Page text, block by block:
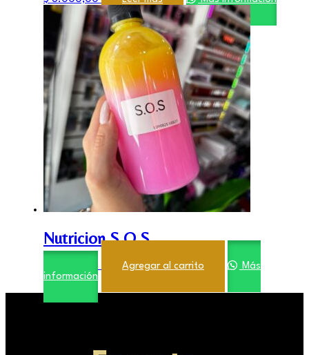
Nutricion S.O.S
Agregar al carrito
Más
información